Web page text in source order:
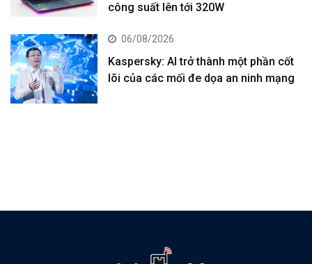
công suất lên tới 320W
06/08/2026
Kaspersky: AI trở thành một phần cốt
lõi của các mối đe dọa an ninh mạng